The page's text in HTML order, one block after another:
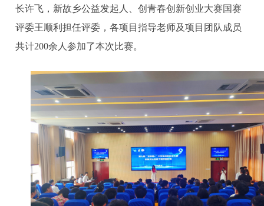
长许飞，新故乡公益发起人、创青春创新创业大赛国赛
评委王顺利担任评委，各项目指导老师及项目团队成员
共计200余人参加了本次比赛。